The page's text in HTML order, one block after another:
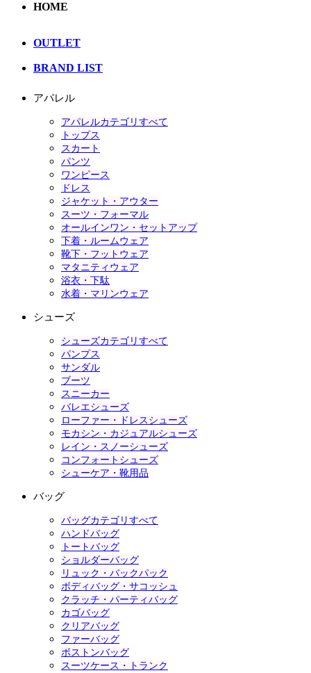
HOME
OUTLET
BRAND LIST
アパレル
アパレルカテゴリすべて
トップス
スカート
パンツ
ワンピース
ドレス
ジャケット・アウター
スーツ・フォーマル
オールインワン・セットアップ
下着・ルームウェア
靴下・フットウェア
マタニティウェア
浴衣・下駄
水着・マリンウェア
シューズ
シューズカテゴリすべて
パンプス
サンダル
ブーツ
スニーカー
バレエシューズ
ローファー・ドレスシューズ
モカシン・カジュアルシューズ
レイン・スノーシューズ
コンフォートシューズ
シューケア・靴用品
バッグ
バッグカテゴリすべて
ハンドバッグ
トートバッグ
ショルダーバッグ
リュック・バックパック
ボディバッグ・サコッシュ
クラッチ・パーティバッグ
カゴバッグ
クリアバッグ
ファーバッグ
ボストンバッグ
スーツケース・トランク